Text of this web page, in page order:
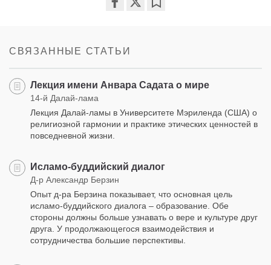
СВЯЗАННЫЕ СТАТЬИ
Лекция имени Анвара Садата о мире
14-й Далай-лама
Лекция Далай-ламы в Университете Мэриленда (США) о
религиозной гармонии и практике этических ценностей в
повседневной жизни.
Исламо-буддийский диалог
Д-р Александр Берзин
Опыт д-ра Берзина показывает, что основная цель
исламо-буддийского диалога – образование. Обе
стороны должны больше узнавать о вере и культуре друг
друга. У продолжающегося взаимодействия и
сотрудничества большие перспективы.